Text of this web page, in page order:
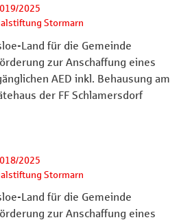
2025
Stormarn
Land für die Gemeinde
zur Anschaffung eines
AED inkl. Behausung am
der FF Schlamersdorf
2025
Stormarn
Land für die Gemeinde
zur Anschaffung eines